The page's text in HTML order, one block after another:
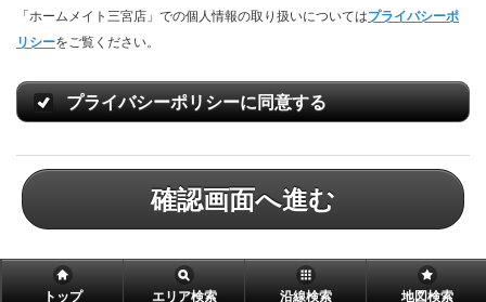
「ホームメイト三宮店」での個人情報の取り扱いについてはプライバシーポ
リシーをご覧ください。
プライバシーポリシーに同意する
確認画面へ進む
トップ エリア検索 沿線検索 地図検索